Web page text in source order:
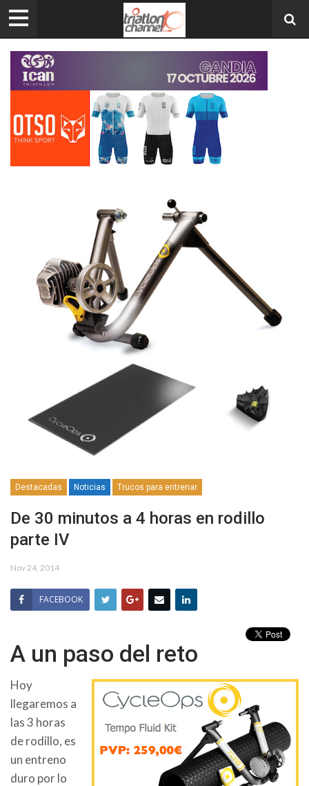
Destacadas Noticias Trucos para entrenar
De 30 minutos a 4 horas en rodillo
parte IV
Nov 24, 2014
FACEBOOK
A un paso del reto
Hoy
llegaremos a
las 3 horas
de rodillo, es
un entreno
duro por lo